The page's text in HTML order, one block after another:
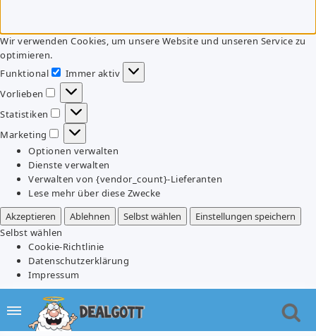
Wir verwenden Cookies, um unsere Website und unseren Service zu
optimieren.
Funktional
Funktional
Immer aktiv
Vorlieben
Vorlieben
Statistiken
Statistiken
Marketing
Marketing
Optionen verwalten
Dienste verwalten
Verwalten von {vendor_count}-Lieferanten
Lese mehr über diese Zwecke
Akzeptieren
Ablehnen Selbst wählen
Einstellungen speichern
Selbst wählen
Cookie-Richtlinie
Datenschutzerklärung
Impressum